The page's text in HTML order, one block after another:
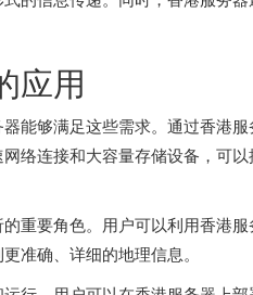
应用
能够满足这些需求。通过香港服
网络连接和大容量存储设备，可
重要角色。用户可以利用香港服
准确、详细的地理信息。